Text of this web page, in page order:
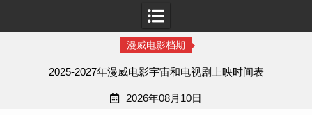
漫威电影档期
2025-2027年漫威电影宇宙和电视剧上映时间表
2026年08月10日